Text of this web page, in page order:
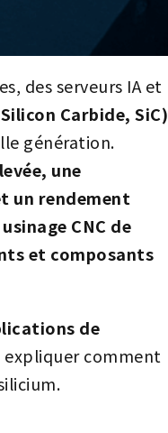
des serveurs IA et
Carbide, SiC)
génération.
une
un rendement
CNC de
et composants
de
comment